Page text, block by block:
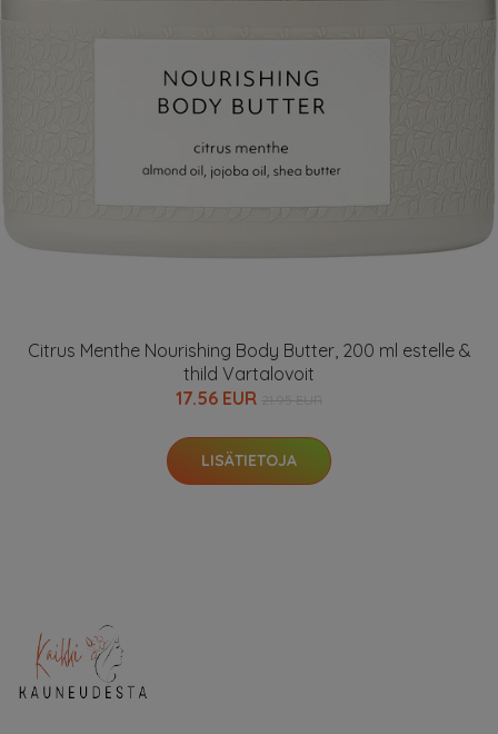
Citrus Menthe Nourishing Body Butter, 200 ml estelle &
thild Vartalovoit
17.56 EUR
LISÄTIETOJA